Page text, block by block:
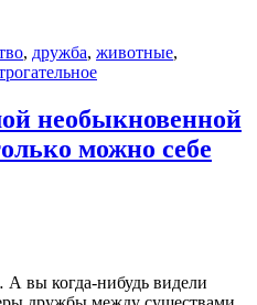
, дружба, животные,
необыкновенной
можно себе
вы когда-нибудь видели